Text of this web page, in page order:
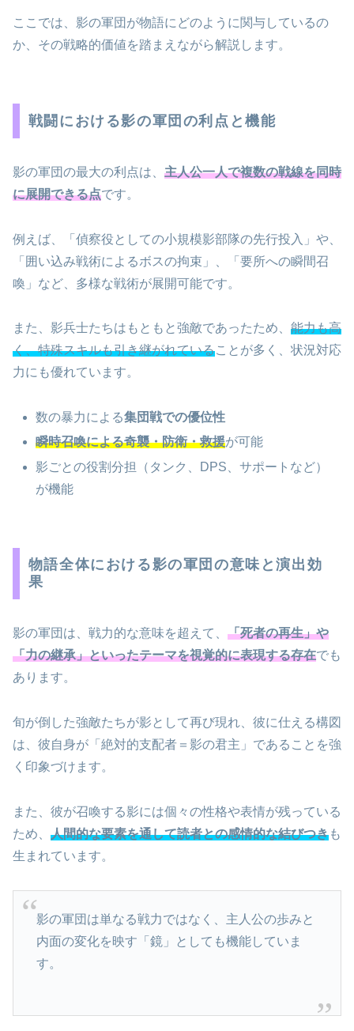
ここでは、影の軍団が物語にどのように関与しているの
か、その戦略的価値を踏まえながら解説します。
戦闘における影の軍団の利点と機能
影の軍団の最大の利点は、 主人公一人で複数の戦線を同時
に展開できる点です。
例えば、「偵察役としての小規模影部隊の先行投入」や、
「囲い込み戦術によるボスの拘束」、「要所への瞬間召
喚」など、多様な戦術が展開可能です。
また、影兵士たちはもともと強敵であったため、 能力も高
く、特殊スキルも引き継がれていることが多く、状況対応
力にも優れています。
数の暴力による集団戦での優位性
瞬時召喚による奇襲・防衛・救援が可能
影ごとの役割分担（タンク、DPS、サポートなど）
が機能
物語全体における影の軍団の意味と演出効
果
影の軍団は、戦力的な意味を超えて、 「死者の再生」や
「力の継承」といったテーマを視覚的に表現する存在でも
あります。
旬が倒した強敵たちが影として再び現れ、彼に仕える構図
は、彼自身が「絶対的支配者＝影の君主」であることを強
く印象づけます。
また、彼が召喚する影には個々の性格や表情が残っている
ため、 人間的な要素を通して読者との感情的な結びつきも
生まれています。
影の軍団は単なる戦力ではなく、主人公の歩みと
内面の変化を映す「鏡」としても機能していま
す。